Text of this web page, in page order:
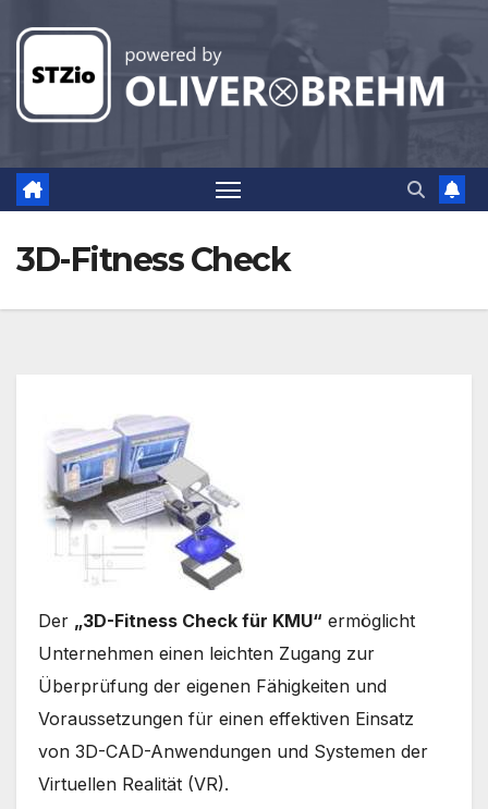
Inhalt
springen
3D-Fitness Check
Der „3D-Fitness Check für KMU“ ermöglicht
Unternehmen einen leichten Zugang zur
Überprüfung der eigenen Fähigkeiten und
Voraussetzungen für einen effektiven Einsatz
von 3D-CAD-Anwendungen und Systemen der
Virtuellen Realität (VR).